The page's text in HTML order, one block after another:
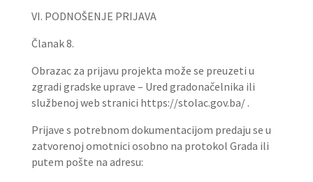
VI. PODNOŠENJE PRIJAVA
Članak 8.
Obrazac za prijavu projekta može se preuzeti u
zgradi gradske uprave – Ured gradonačelnika ili
službenoj web stranici https://stolac.gov.ba/ .
Prijave s potrebnom dokumentacijom predaju se u
zatvorenoj omotnici osobno na protokol Grada ili
putem pošte na adresu: